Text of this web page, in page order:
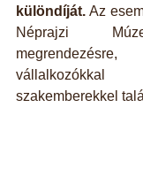
különdíját. Az
Néprajzi
szakemberekkel